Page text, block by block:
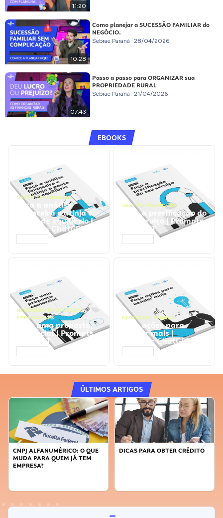
11:20
10:28
Como planejar a SUCESSÃO FAMILIAR do
NEGÓCIO.
Sebrae Paraná 28/04/2026
07:43
Passo a passo para ORGANIZAR sua
PROPRIEDADE RURAL
Sebrae Paraná 21/04/2026
EBOOKS
GESTÃO FINANCEIRA
Faça a análise
financeira e atinja o
ponto de equilíbrio |
Prompts ChatGPT
GESTÃO FINANCEIRA
Faça a precificação do
seu serviço | Prompts
ChatGPT
NEGÓCIOS, PROCESSOS
EMPRESARIAIS
Faça uma proposta
comercial | Prompts
ChatGPT
NEGÓCIOS, VENDAS
Faça ações para
vender mais |
Prompts ChatGPT
ÚLTIMOS ARTIGOS
CNPJ ALFANUMÉRICO: O QUE
MUDA PARA QUEM JÁ TEM
EMPRESA?
DICAS PARA OBTER CRÉDITO